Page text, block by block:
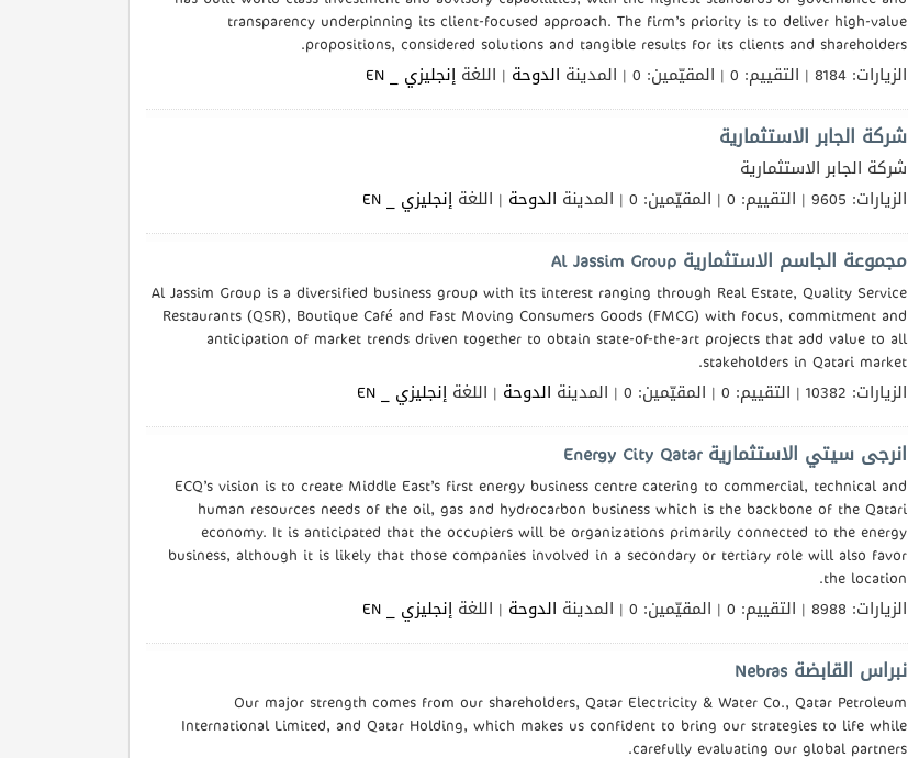
has built world class investment and advisory capabilities, with the highest standards of governance and
transparency underpinning its client-focused approach. The firm’s priority is to deliver high-value
propositions, considered solutions and tangible results for its clients and shareholders.
الزيارات: 8184 | التقييم: 0 | المقيّمين: 0 | المدينة
الدوحة | اللغة إنجليزي _ EN
شركة الجابر الاستثمارية
شركة الجابر الاستثمارية
الزيارات: 9605 | التقييم: 0 | المقيّمين: 0 | المدينة
الدوحة | اللغة إنجليزي _ EN
مجموعة الجاسم الاستثمارية Al Jassim Group
Al Jassim Group is a diversified business group with its interest ranging through Real Estate, Quality Service
Restaurants (QSR), Boutique Café and Fast Moving Consumers Goods (FMCG) with focus, commitment and
anticipation of market trends driven together to obtain state-of-the-art projects that add value to all
stakeholders in Qatari market.
الزيارات: 10382 | التقييم: 0 | المقيّمين: 0 | المدينة
الدوحة | اللغة إنجليزي _ EN
انرجى سيتي الاستثمارية Energy City Qatar
ECQ’s vision is to create Middle East’s first energy business centre catering to commercial, technical and
human resources needs of the oil, gas and hydrocarbon business which is the backbone of the Qatari
economy. It is anticipated that the occupiers will be organizations primarily connected to the energy
business, although it is likely that those companies involved in a secondary or tertiary role will also favor
the location.
الزيارات: 8988 | التقييم: 0 | المقيّمين: 0 | المدينة
الدوحة | اللغة إنجليزي _ EN
نبراس القابضة Nebras
Our major strength comes from our shareholders, Qatar Electricity & Water Co., Qatar Petroleum
International Limited, and Qatar Holding, which makes us confident to bring our strategies to life while